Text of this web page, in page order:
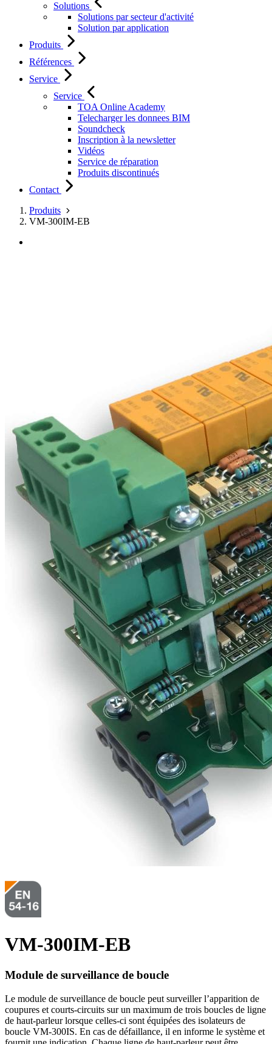
Solutions
Solutions par secteur d'activité
Solution par application
Produits
Références
Service
Service
TOA Online Academy
Telecharger les donnees BIM
Soundcheck
Inscription à la newsletter
Vidéos
Service de réparation
Produits discontinués
Contact
Produits
VM-300IM-EB
VM-300IM-EB
Module de surveillance de boucle
Le module de surveillance de boucle peut surveiller l’apparition de
coupures et courts-circuits sur un maximum de trois boucles de ligne
de haut-parleur lorsque celles-ci sont équipées des isolateurs de
boucle VM-300IS. En cas de défaillance, il en informe le système et